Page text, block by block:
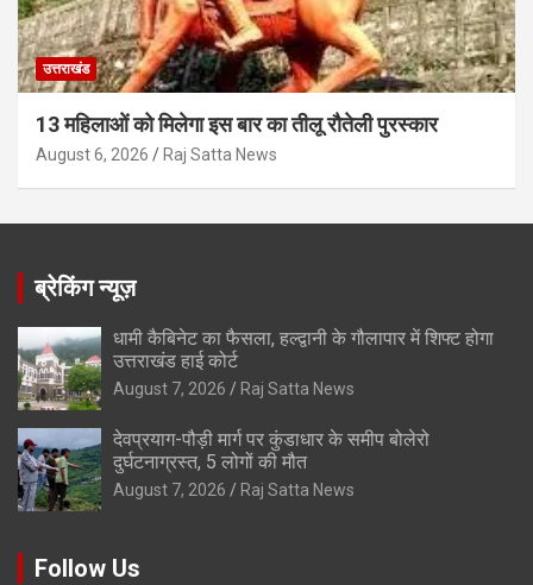
उत्तराखंड
13 महिलाओं को मिलेगा इस बार का तीलू रौतेली पुरस्कार
August 6, 2026 Raj Satta News
ब्रेकिंग न्यूज़
धामी कैबिनेट का फैसला, हल्द्वानी के गौलापार में शिफ्ट होगा
उत्तराखंड हाई कोर्ट
August 7, 2026 Raj Satta News
देवप्रयाग-पौड़ी मार्ग पर कुंडाधार के समीप बोलेरो
दुर्घटनाग्रस्त, 5 लोगों की मौत
August 7, 2026 Raj Satta News
Follow Us